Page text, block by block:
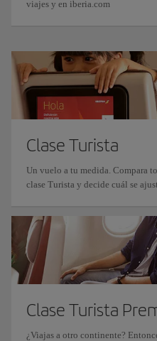
viajes y en iberia.com
Clase Turista
Un vuelo a tu medida. Compara
clase Turista y decide cuál se
Clase Turista
¿Viajas a otro continente?